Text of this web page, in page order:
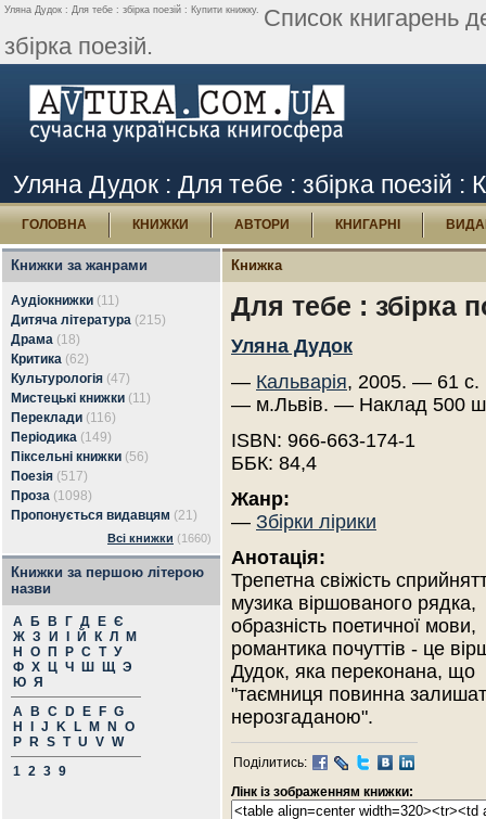
Уляна Дудок : Для тебе : збірка поезій : Купити книжку. Список книгарень
збірка поезій.
Уляна Дудок : Для тебе : збірка поезій :
ГОЛОВНА КНИЖКИ АВТОРИ КНИГАРНІ
Книжки за жанрами
Аудіокнижки (11)
Дитяча література (215)
Драма (18)
Критика (62)
Культурологія (47)
Мистецькі книжки (11)
Переклади (116)
Періодика (149)
Піксельні книжки (56)
Поезія (517)
Проза (1098)
Пропонується видавцям (21)
Всі книжки (1660)
Книжки за першою літерою
назви
А Б В Г Д Е Є
Ж З И Й К Л
М
Н
О П Р С Т У
Ф Х Ц Ч Ш Щ Э
Ю Я
A
B C D E F G
H
J K L M N
O
P
R S T U V W
1 2 3 9
Книжка
Для тебе : збірка
Уляна Дудок
— Кальварія, 2005. — 61 с.
— м.Львів. — Наклад 500
ISBN: 966-663-174-1
ББК: 84,4
Жанр:
— Збірки лірики
Анотація:
Трепетна свіжість
музика віршованого рядка,
образність поетичної мови,
романтика почуттів - це
Дудок, яка переконана, що
"таємниця повинна
нерозгаданою".
Поділитись:
Лінк із зображенням книжки: